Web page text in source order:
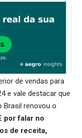
de vendas para
e vale destacar que
Brasil renovou o
por falar no
de receita,